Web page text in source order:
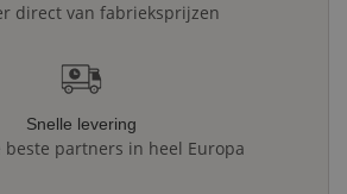
direct van fabrieksprijzen
Snelle levering
beste partners in heel Europa